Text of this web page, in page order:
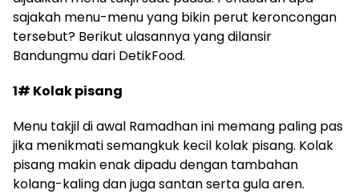
sajakah menu-menu yang bikin perut keroncongan
tersebut? Berikut ulasannya yang dilansir
Bandungmu dari DetikFood.
1# Kolak pisang
Menu takjil di awal Ramadhan ini memang paling pas
jika menikmati semangkuk kecil kolak pisang. Kolak
pisang makin enak dipadu dengan tambahan
kolang-kaling dan juga santan serta gula aren.